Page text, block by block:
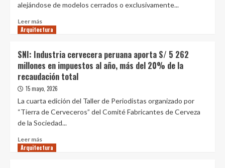
sube
S/6.886
distritos
aceleran
su
revalorización:
son?
alejándose de modelos cerrados o exclusivamente...
Leer más
más
integra
arquitectura
espiritual
al
MIND
Arquitectura
SNI: Industria cervecera peruana aporta S/ 5 262
millones en impuestos al año, más del 20% de la
recaudación total
15 mayo, 2026
La cuarta edición del Taller de Periodistas organizado por
“Tierra de Cerveceros” del Comité Fabricantes de Cerveza
de la Sociedad...
Leer más
más
Arquitectura